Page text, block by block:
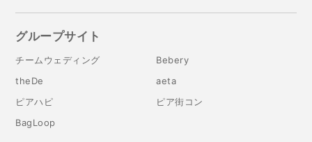
グループサイト
チームウェディング
Bebery
theDe
aeta
ピアハピ
ピア街コン
BagLoop